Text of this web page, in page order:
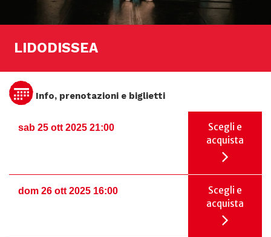
LIDODISSEA
Info, prenotazioni e biglietti
sab 25 ott 2025 21:00
Scegli e
acquista
dom 26 ott 2025 16:00
Scegli e
acquista